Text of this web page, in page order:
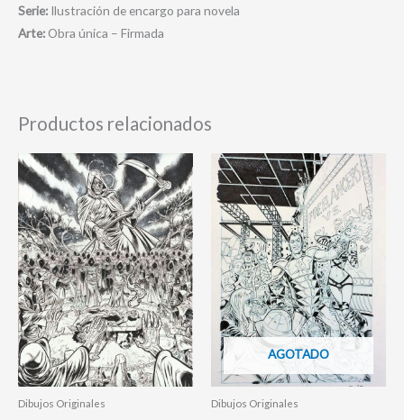
Serie: Ilustración de encargo para novela
Arte: Obra única – Firmada
Productos relacionados
Dibujos Originales
AGOTADO
Dibujos Originales